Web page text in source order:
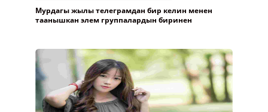
Мурдагы жылы телеграмдан бир келин менен
таанышкан элем группалардын биринен